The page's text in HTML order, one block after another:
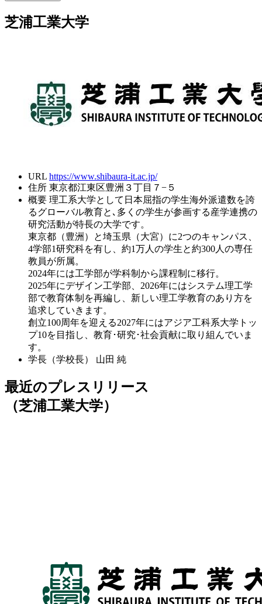
芝浦工業大学
URL https://www.shibaura-it.ac.jp/
住所 東京都江東区豊洲３丁目７−５
概要 理工系大学として日本屈指の学生海外派遣数を誇
るグローバル教育と､多くの学生が参画する産学連携の
研究活動が特長の大学です。
東京都（豊洲）と埼玉県（大宮）に2つのキャンパス、
4学部1研究科を有し、約1万人の学生と約300人の専任
教員が所属。
2024年には工学部が学科制から課程制に移行。
2025年にデザイン工学部、2026年にはシステム理工学
部で教育体制を再編し、新しい理工学教育のあり方を
追求していきます。
創立100周年を迎える2027年にはアジア工科系大学トッ
プ10を目指し、教育･研究･社会貢献に取り組んでいま
す。
学長（学校長）
山田 純
最近のプレスリリース
（芝浦工業大学）